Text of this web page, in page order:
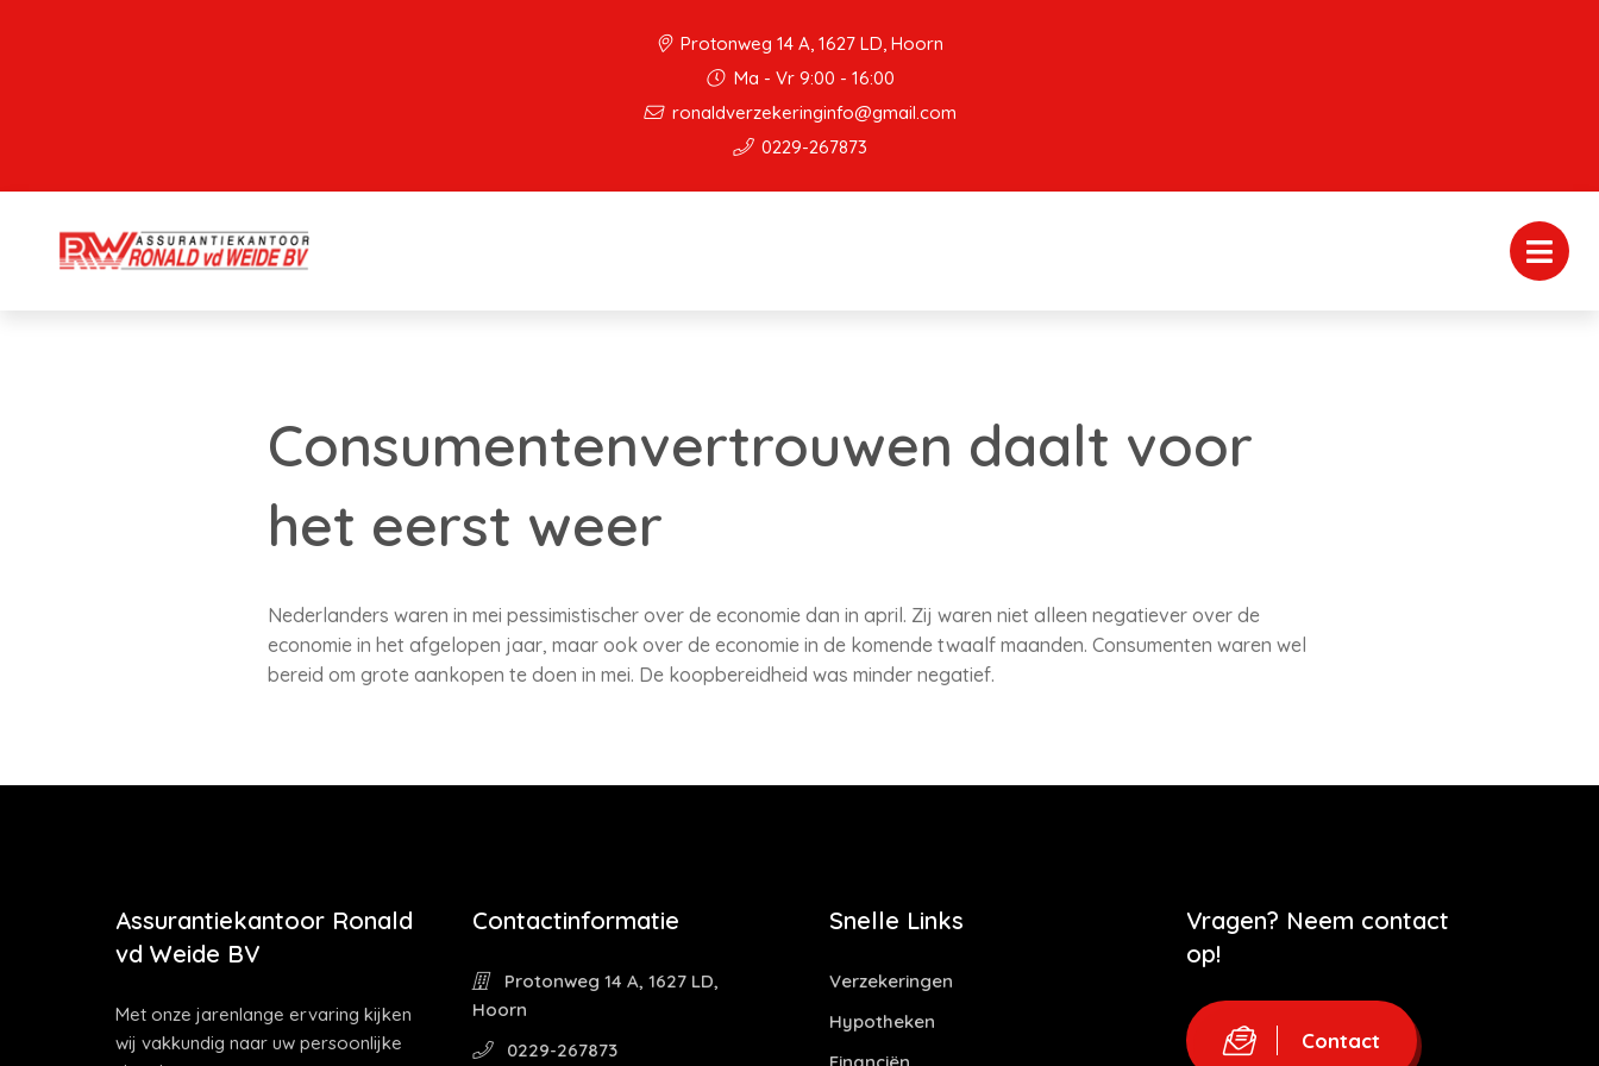
Protonweg 14 A, 1627 LD, Hoorn
Ma - Vr 9:00 - 16:00
ronaldverzekeringinfo@gmail.com
0229-267873
Consumentenvertrouwen daalt voor
het eerst weer
Nederlanders waren in mei pessimistischer over de economie dan in april. Zij waren niet alleen negatiever over de
economie in het afgelopen jaar, maar ook over de economie in de komende twaalf maanden. Consumenten waren wel
bereid om grote aankopen te doen in mei. De koopbereidheid was minder negatief.
Assurantiekantoor Ronald
vd Weide BV
Met onze jarenlange ervaring kijken
wij vakkundig naar uw persoonlijke
Contactinformatie
Protonweg 14 A, 1627 LD,
Hoorn
0229-267873
Snelle Links
Verzekeringen
Hypotheken
Vragen? Neem contact
op!
Contact